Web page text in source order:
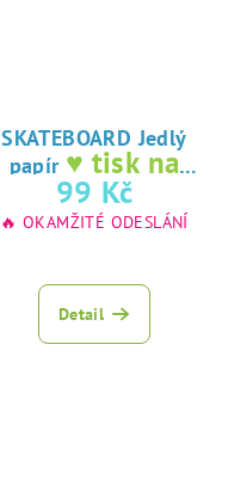
SKATEBOARD Jedlý
papír ♥ tisk na
jedlý papír
99 Kč
🔥 OKAMŽITÉ ODESLÁNÍ
Detail